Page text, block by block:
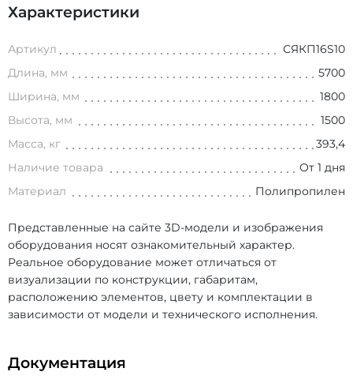
Характеристики
Артикул
СЯКП16S10
Длина, мм
5700
Ширина, мм
1800
Высота, мм
1500
Масса, кг
393,4
Наличие товара
От 1 дня
Материал
Полипропилен
Представленные на сайте 3D-модели и изображения
оборудования носят ознакомительный характер.
Реальное оборудование может отличаться от
визуализации по конструкции, габаритам,
расположению элементов, цвету и комплектации в
зависимости от модели и технического исполнения.
Документация